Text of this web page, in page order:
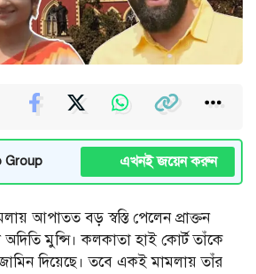
Group এখনই জয়েন করুন
আপাতত বড় স্বস্তি পেলেন প্রাক্তন
অদিতি মুন্সি। কলকাতা হাই কোর্ট তাঁকে
দিয়েছে। তবে একই মামলায় তাঁর